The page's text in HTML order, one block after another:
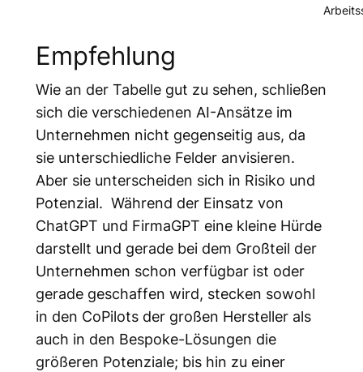
Empfehlung
Wie an der Tabelle gut zu sehen, schließen
sich die verschiedenen AI-Ansätze im
Unternehmen nicht gegenseitig aus, da
sie unterschiedliche Felder anvisieren.
Aber sie unterscheiden sich in Risiko und
Potenzial. Während der Einsatz von
ChatGPT und FirmaGPT eine kleine Hürde
darstellt und gerade bei dem Großteil der
Unternehmen schon verfügbar ist oder
gerade geschaffen wird, stecken sowohl
in den CoPilots der großen Hersteller als
auch in den Bespoke-Lösungen die
größeren Potenziale; bis hin zu einer